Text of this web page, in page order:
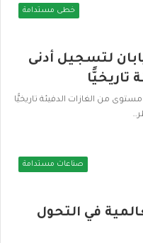
خطى مستدامة
لتسجيل أدنى
تاريخيًّا
من الغازات الدفيئة تاريخيًّا
صناعات مستدامة
في التحول